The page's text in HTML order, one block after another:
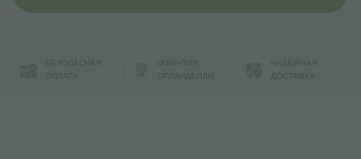
БЕЗОПАСНАЯ
ОПЛАТА
ГАРАНТИЯ
ОРЛАНДЕЛЛИ
НАДЁЖНАЯ
ДОСТАВКА